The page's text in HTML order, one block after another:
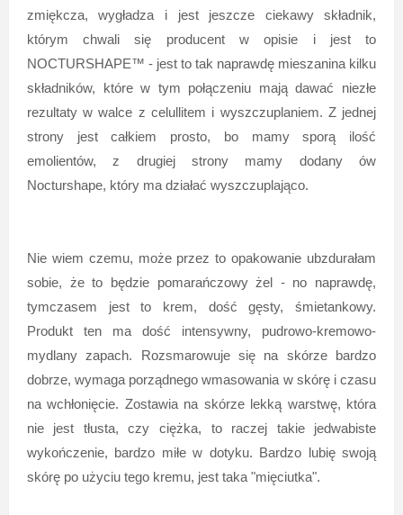
zmiękcza, wygładza i jest jeszcze ciekawy składnik,
którym chwali się producent w opisie i jest to
NOCTURSHAPE™ - jest to tak naprawdę mieszanina kilku
składników, które w tym połączeniu mają dawać niezłe
rezultaty w walce z celullitem i wyszczuplaniem. Z jednej
strony jest całkiem prosto, bo mamy sporą ilość
emolientów, z drugiej strony mamy dodany ów
Nocturshape, który ma działać wyszczuplająco.
Nie wiem czemu, może przez to opakowanie ubzdurałam
sobie, że to będzie pomarańczowy żel - no naprawdę,
tymczasem jest to krem, dość gęsty, śmietankowy.
Produkt ten ma dość intensywny, pudrowo-kremowo-
mydlany zapach. Rozsmarowuje się na skórze bardzo
dobrze, wymaga porządnego wmasowania w skórę i czasu
na wchłonięcie. Zostawia na skórze lekką warstwę, która
nie jest tłusta, czy ciężka, to raczej takie jedwabiste
wykończenie, bardzo miłe w dotyku. Bardzo lubię swoją
skórę po użyciu tego kremu, jest taka "mięciutka".